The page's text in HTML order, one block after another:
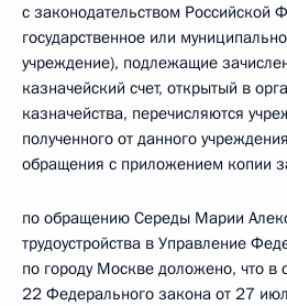
с законодательством Российской
государственное или
учреждение), подлежащие
казначейский счет, открытый в
казначейства, перечисляются
полученного от данного
обращения с приложением копии
по обращению Середы Марии
трудоустройства в Управление
по городу Москве доложено, что в
22 Федерального закона от 27